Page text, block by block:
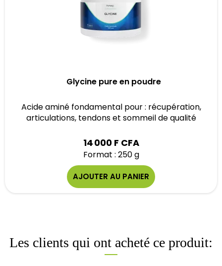
Glycine pure en poudre
Acide aminé fondamental pour : récupération,
articulations, tendons et sommeil de qualité
14 000 F CFA
Format : 250 g
AJOUTER AU PANIER
Les clients qui ont acheté ce produit: